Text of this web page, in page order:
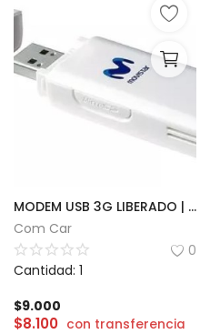
MODEM USB 3G LIBERADO | HUAWEI E173
Com Car
0
Cantidad: 1
$9.000
$8.100 con transferencia